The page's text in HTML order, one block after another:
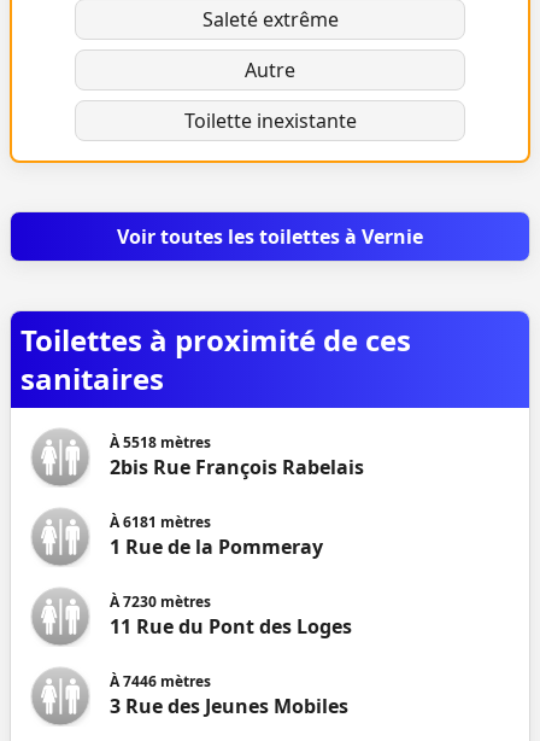
Saleté extrême
Autre
Toilette inexistante
Voir toutes les toilettes à Vernie
Toilettes à proximité de ces
sanitaires
À5518 mètres
2bis Rue François Rabelais
À6181 mètres
1 Rue de la Pommeray
À7230 mètres
11 Rue du Pont des Loges
À7446 mètres
3 Rue des Jeunes Mobiles